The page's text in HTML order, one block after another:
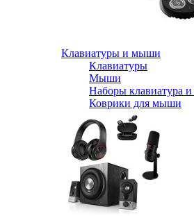
Клавиатуры и мыши
Клавиатуры
Мыши
Наборы клавиатура
Коврики для мыши